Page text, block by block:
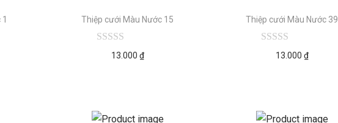
Thiệp cưới Màu Nước 15
13.000 ₫
Thiệp cưới Màu Nước 39
13.000 ₫